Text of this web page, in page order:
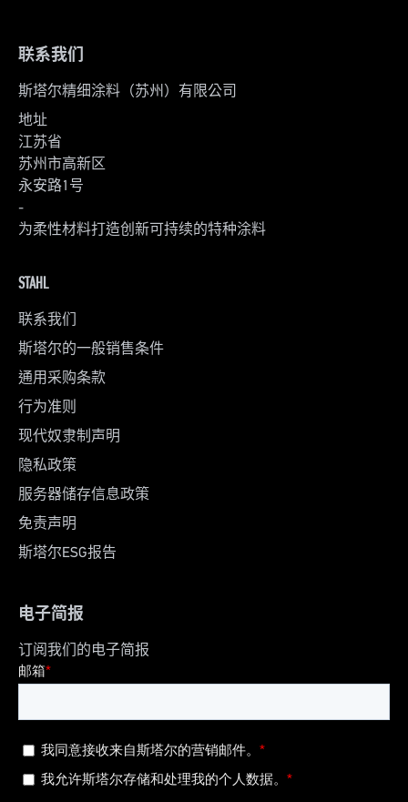
联系我们
斯塔尔精细涂料（苏州）有限公司
地址
江苏省
苏州市高新区
永安路1号
-
为柔性材料打造创新可持续的特种涂料
STAHL
联系我们
斯塔尔的一般销售条件
通用采购条款
行为准则
现代奴隶制声明
隐私政策
服务器储存信息政策
免责声明
斯塔尔ESG报告
电子简报
订阅我们的电子简报